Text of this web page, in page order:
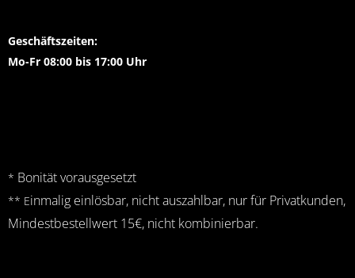
Geschäftszeiten:
Mo-Fr 08:00 bis 17:00 Uhr
* Bonität vorausgesetzt
** Einmalig einlösbar, nicht auszahlbar, nur für Privatkunden,
Mindestbestellwert 15€, nicht kombinierbar.